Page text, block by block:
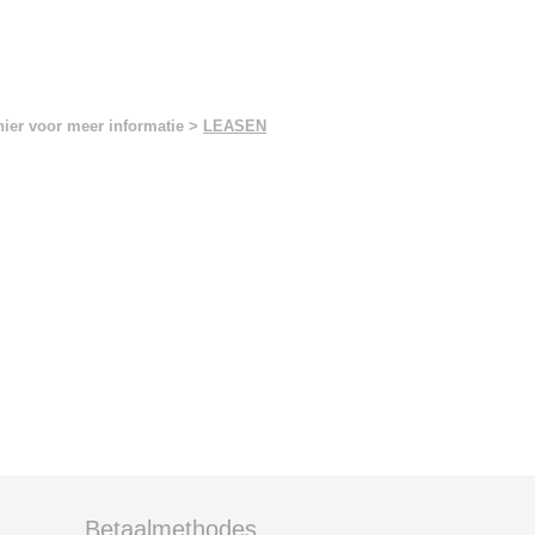
voor meer informatie > LEASEN
Betaalmethodes